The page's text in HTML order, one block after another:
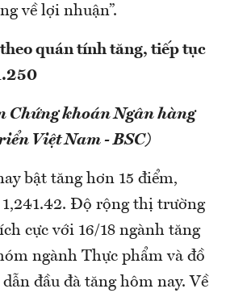
về lợi nhuận”.
quán tính tăng, tiếp tục
Chứng khoán Ngân hàng
Việt Nam - BSC)
bật tăng hơn 15 điểm,
Độ rộng thị trường
cực với 16/18 ngành tăng
ngành Thực phẩm và đồ
đầu đà tăng hôm nay. Về